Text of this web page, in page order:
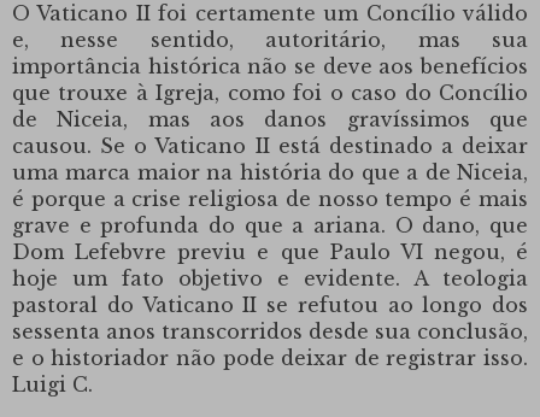
O Vaticano II foi certamente um Concílio válido
e, nesse sentido, autoritário, mas sua
importância histórica não se deve aos benefícios
que trouxe à Igreja, como foi o caso do Concílio
de Niceia, mas aos danos gravíssimos que
causou. Se o Vaticano II está destinado a deixar
uma marca maior na história do que a de Niceia,
é porque a crise religiosa de nosso tempo é mais
grave e profunda do que a ariana. O dano, que
Dom Lefebvre previu e que Paulo VI negou, é
hoje um fato objetivo e evidente. A teologia
pastoral do Vaticano II se refutou ao longo dos
sessenta anos transcorridos desde sua conclusão,
e o historiador não pode deixar de registrar isso.
Luigi C.